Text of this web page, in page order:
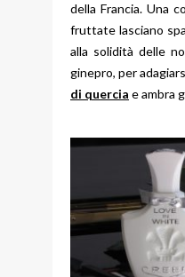
della Francia. Una
fruttate lasciano
alla solidità delle
ginepro, per
di quercia e ambra